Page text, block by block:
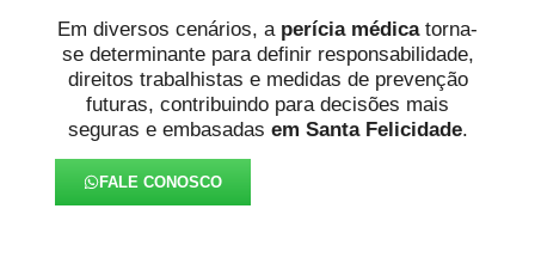
Em diversos cenários, a perícia médicatorna-
se determinante para definir responsabilidade,
direitos trabalhistas e medidas de prevenção
futuras, contribuindo para decisões mais
seguras e embasadas em Santa Felicidade.
FALE CONOSCO